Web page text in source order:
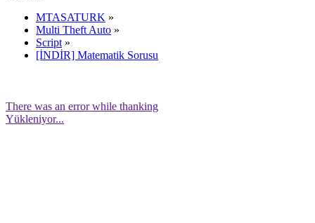
MTASATURK »
Multi Theft Auto »
Script »
[İNDİR] Matematik Sorusu
There was an error while thanking
Yükleniyor...